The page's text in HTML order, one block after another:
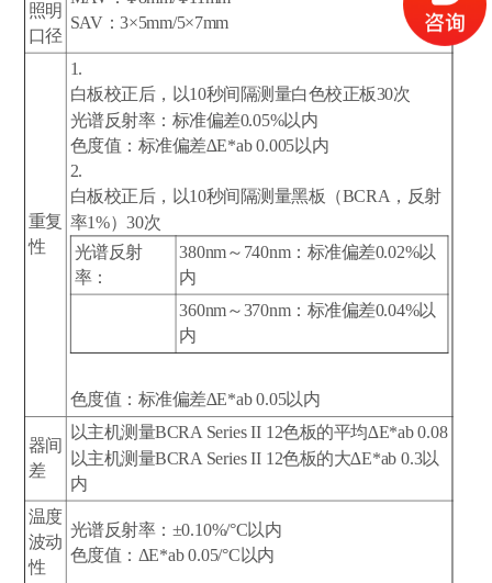
照明
口径
SAV：3×5mm/5×7mm
重复
性
1.
白板校正后，以10秒间隔测量白色校正板30次
光谱反射率：标准偏差0.05%以内
色度值：标准偏差∆E*ab 0.005以内
2.
白板校正后，以10秒间隔测量黑板（BCRA，反射
率1%）30次
光谱反射
率：
380nm～740nm：标准偏差0.02%以
内
360nm～370nm：标准偏差0.04%以
内
色度值：标准偏差∆E*ab 0.05以内
器间
差
以主机测量BCRA Series ІІ 12色板的平均∆E*ab 0.08
以主机测量BCRA Series ІІ 12色板的大∆E*ab 0.3以
内
温度
波动
性
光谱反射率：±0.10%/°C以内
色度值：ΔE*ab 0.05/°C以内